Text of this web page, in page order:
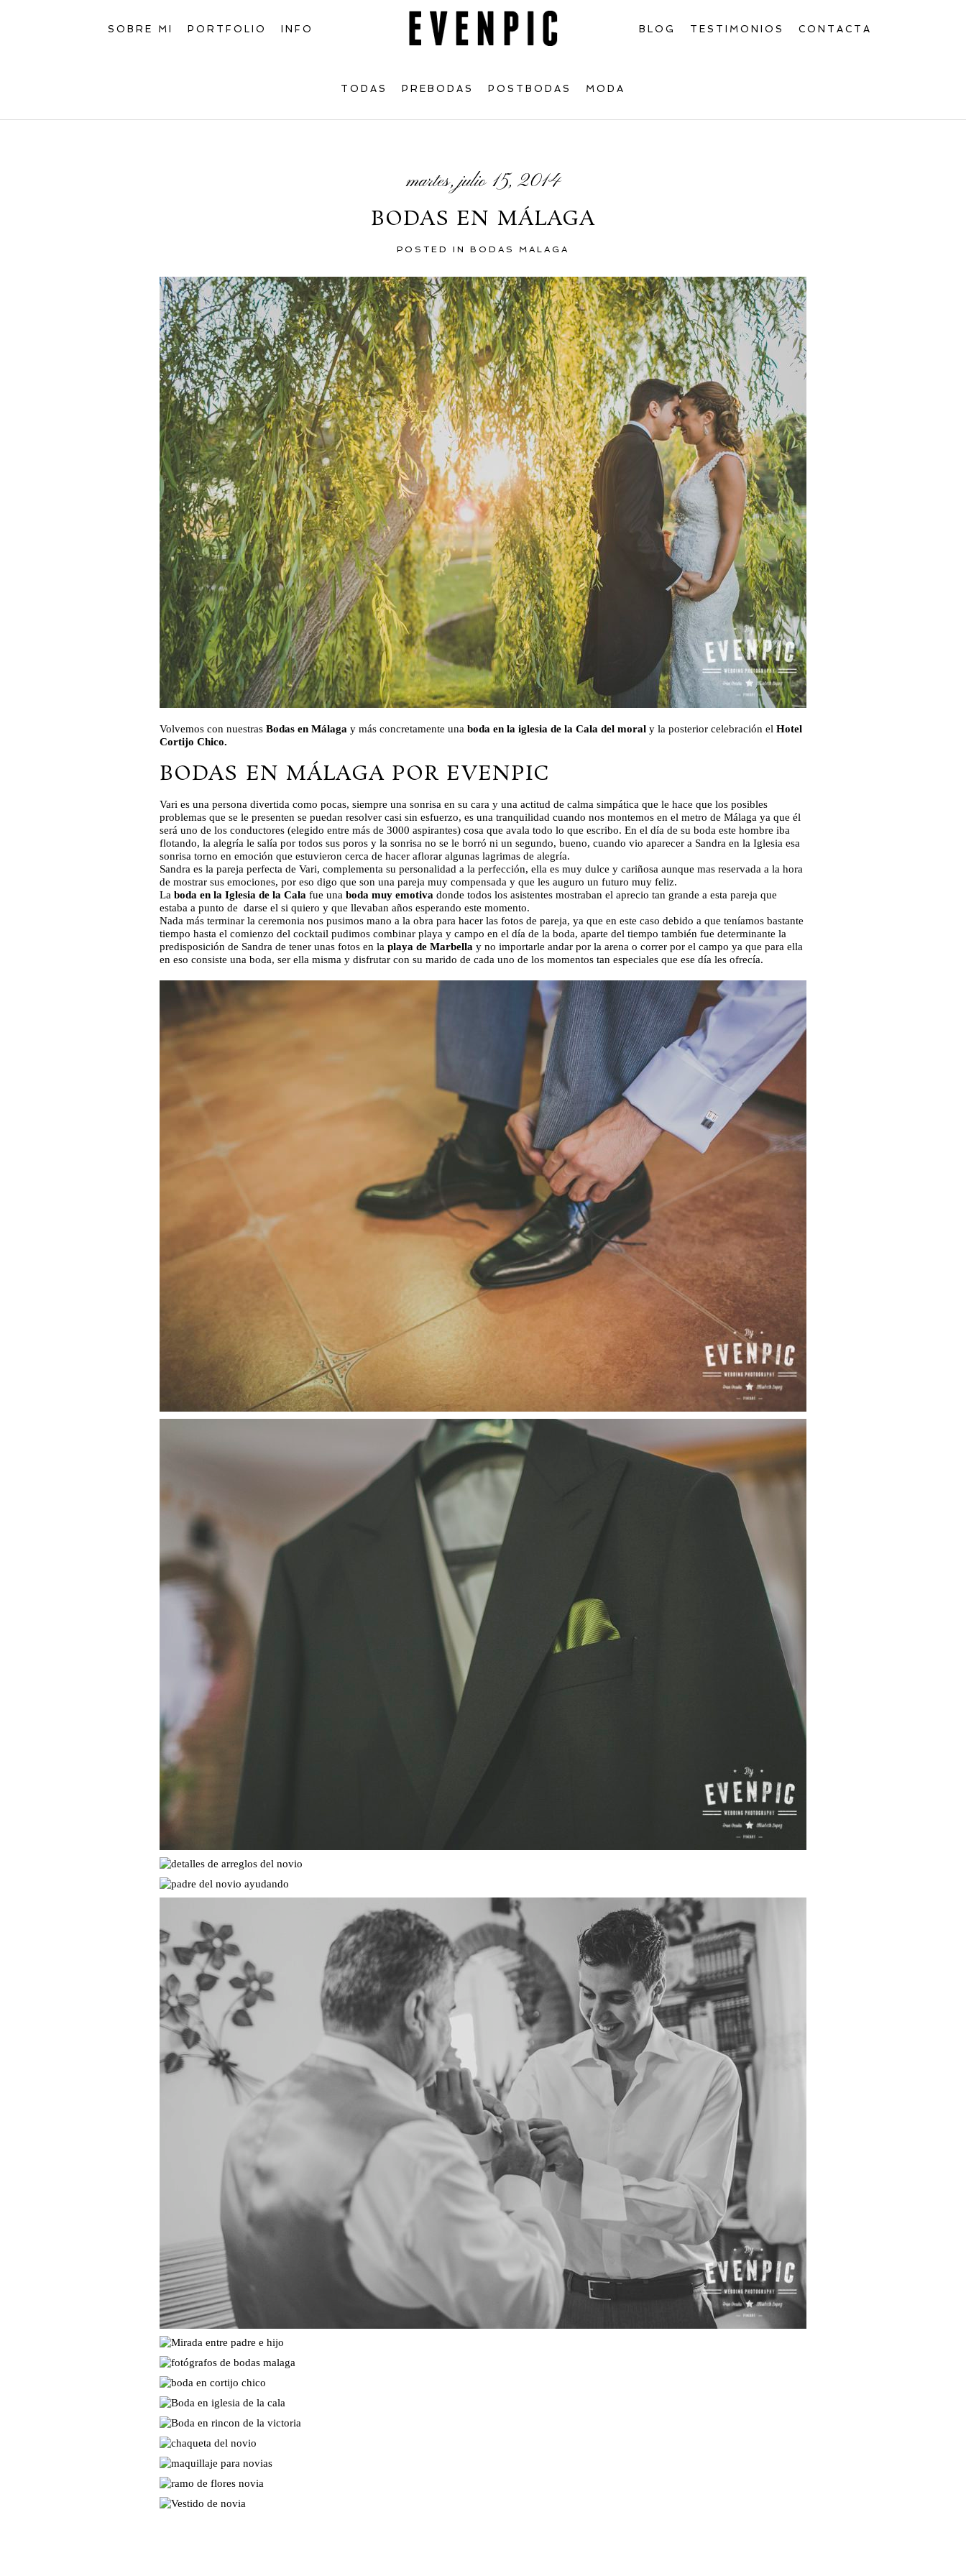
SOBRE MI PORTFOLIO INFO BLOG TESTIMONIOS CONTACTA
TODAS PREBODAS POSTBODAS MODA
martes, julio 15, 2014
BODAS EN MÁLAGA
POSTED IN BODAS MALAGA
Volvemos con nuestras Bodas en Málaga y más concretamente una boda en la iglesia de la Cala del moral y la posterior celebración el Hotel
Cortijo Chico.
BODAS EN MÁLAGA POR EVENPIC
Vari es una persona divertida como pocas, siempre una sonrisa en su cara y una actitud de calma simpática que le hace que los posibles
problemas que se le presenten se puedan resolver casi sin esfuerzo, es una tranquilidad cuando nos montemos en el metro de Málaga ya que él
será uno de los conductores (elegido entre más de 3000 aspirantes) cosa que avala todo lo que escribo. En el día de su boda este hombre iba
flotando, la alegría le salía por todos sus poros y la sonrisa no se le borró ni un segundo, bueno, cuando vio aparecer a Sandra en la Iglesia esa
sonrisa torno en emoción que estuvieron cerca de hacer aflorar algunas lagrimas de alegría.
Sandra es la pareja perfecta de Vari, complementa su personalidad a la perfección, ella es muy dulce y cariñosa aunque mas reservada a la hora
de mostrar sus emociones, por eso digo que son una pareja muy compensada y que les auguro un futuro muy feliz.
La boda en la Iglesia de la Cala fue una boda muy emotiva donde todos los asistentes mostraban el aprecio tan grande a esta pareja que
estaba a punto de darse el si quiero y que llevaban años esperando este momento.
Nada más terminar la ceremonia nos pusimos mano a la obra para hacer las fotos de pareja, ya que en este caso debido a que teníamos bastante
tiempo hasta el comienzo del cocktail pudimos combinar playa y campo en el día de la boda, aparte del tiempo también fue determinante la
predisposición de Sandra de tener unas fotos en la playa de Marbella y no importarle andar por la arena o correr por el campo ya que para ella
en eso consiste una boda, ser ella misma y disfrutar con su marido de cada uno de los momentos tan especiales que ese día les ofrecía.